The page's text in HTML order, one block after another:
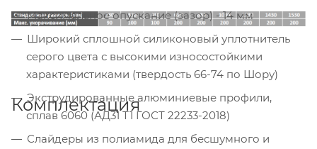
Максимальное опускание (зазор) - 14 мм
Широкий сплошной силиконовый уплотнитель
серого цвета с высокими износостойкими
характеристиками (твердость 66-74 по Шору)
Экструдированные алюминиевые профили,
сплав 6060 (АД31 Т1 ГОСТ 22233-2018)
Слайдеры из полиамида для бесшумного и
Комплектация